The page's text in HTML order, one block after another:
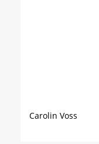
Carolin Voss